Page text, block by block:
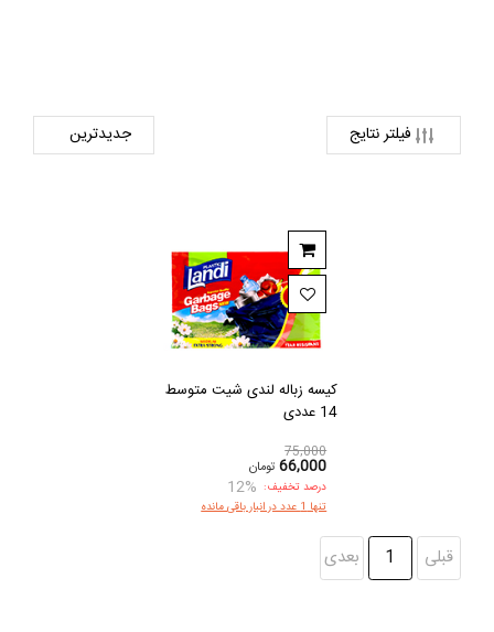
فیلتر نتایج
کیسه زباله لندی شیت متوسط
14 عددی
75,000
66,000 تومان
درصد تخفیف: 12%
تنها 1 عدد در انبار باقی مانده
قبلی 1 بعدی